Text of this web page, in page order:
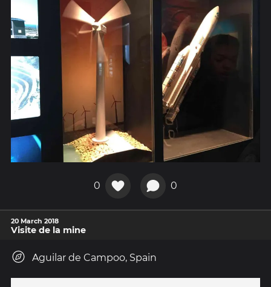
0 0
20 March 2018
Visite de la mine
Aguilar de Campoo, Spain